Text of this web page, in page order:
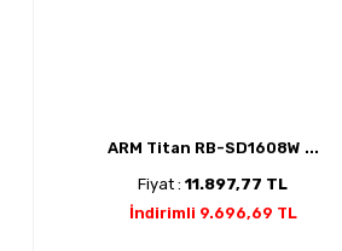
ARM Titan RB-SD1608W ...
Fiyat :11.897,77 TL
İndirimli 9.696,69 TL